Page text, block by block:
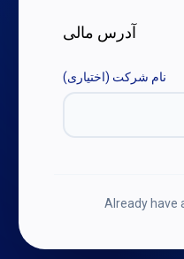
آدرس مالی
نام شرکت (اختیاری)
آدرس
Already have